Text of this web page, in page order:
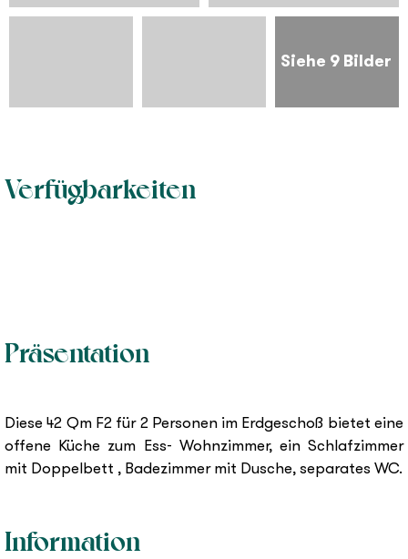
Siehe 9 Bilder
Verfügbarkeiten
Präsentation
Diese 42 Qm F2 für 2 Personen im Erdgeschoß bietet eine
offene Küche zum Ess- Wohnzimmer, ein Schlafzimmer
mit Doppelbett , Badezimmer mit Dusche, separates WC.
Information